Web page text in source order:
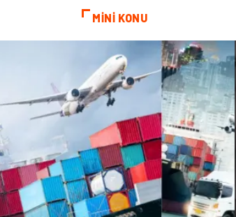
MİNİ KONU